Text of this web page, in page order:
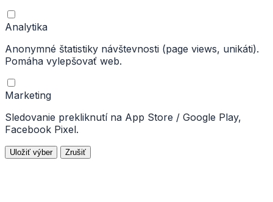
Analytika
Anonymné štatistiky návštevnosti (page views, unikáti).
Pomáha vylepšovať web.
Marketing
Sledovanie prekliknutí na App Store / Google Play,
Facebook Pixel.
Uložiť výber Zrušiť